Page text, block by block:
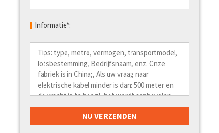
Informatie*: